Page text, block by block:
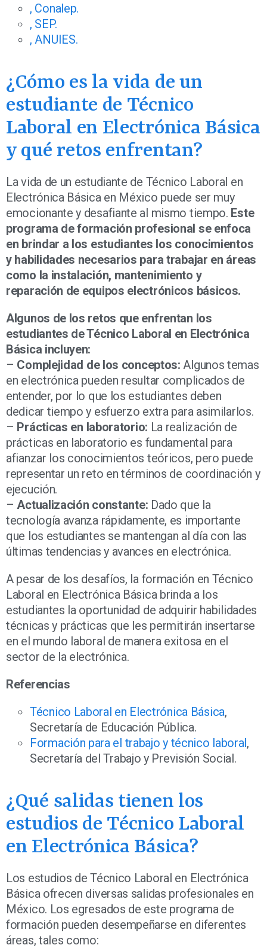
, Conalep.
, SEP.
, ANUIES.
¿Cómo es la vida de un
estudiante de Técnico
Laboral en Electrónica Básica
y qué retos enfrentan?
La vida de un estudiante de Técnico Laboral en
Electrónica Básica en México puede ser muy
emocionante y desafiante al mismo tiempo. Este
programa de formación profesional se enfoca
en brindar a los estudiantes los conocimientos
y habilidades necesarios para trabajar en áreas
como la instalación, mantenimiento y
reparación de equipos electrónicos básicos.
Algunos de los retos que enfrentan los
estudiantes de Técnico Laboral en Electrónica
Básica incluyen:
– Complejidad de los conceptos: Algunos temas
en electrónica pueden resultar complicados de
entender, por lo que los estudiantes deben
dedicar tiempo y esfuerzo extra para asimilarlos.
– Prácticas en laboratorio: La realización de
prácticas en laboratorio es fundamental para
afianzar los conocimientos teóricos, pero puede
representar un reto en términos de coordinación y
ejecución.
– Actualización constante: Dado que la
tecnología avanza rápidamente, es importante
que los estudiantes se mantengan al día con las
últimas tendencias y avances en electrónica.
A pesar de los desafíos, la formación en Técnico
Laboral en Electrónica Básica brinda a los
estudiantes la oportunidad de adquirir habilidades
técnicas y prácticas que les permitirán insertarse
en el mundo laboral de manera exitosa en el
sector de la electrónica.
Referencias
Técnico Laboral en Electrónica Básica,
Secretaría de Educación Pública.
Formación para el trabajo y técnico laboral,
Secretaría del Trabajo y Previsión Social.
¿Qué salidas tienen los
estudios de Técnico Laboral
en Electrónica Básica?
Los estudios de Técnico Laboral en Electrónica
Básica ofrecen diversas salidas profesionales en
México. Los egresados de este programa de
formación pueden desempeñarse en diferentes
áreas, tales como: